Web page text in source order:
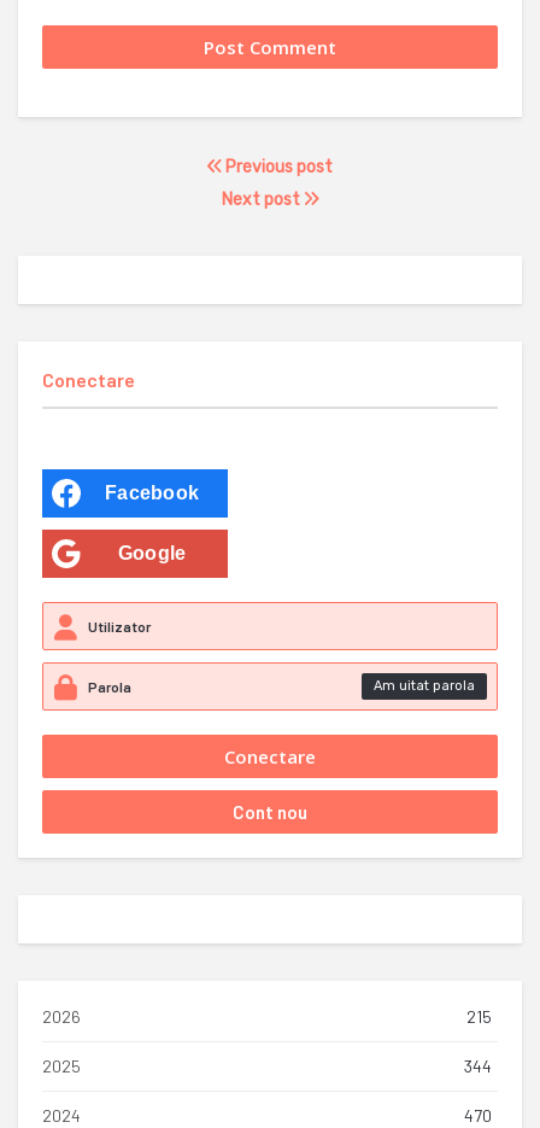
Previous post
Next post
Conectare
Facebook
Google
Am uitat parola
2026 215
2025 344
2024 470